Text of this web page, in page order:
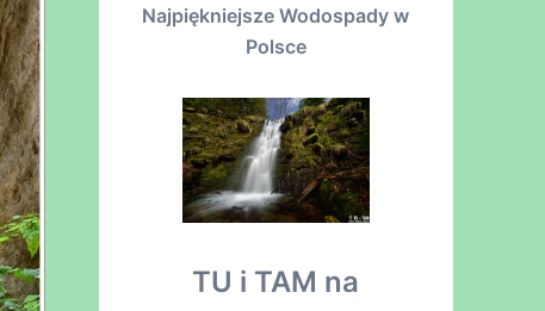
Najpiękniejsze Wodospady w
Polsce
TU i TAM na